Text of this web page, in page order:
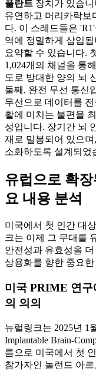
플란트 장치가 있습니
유연하고 머리카락보
다. 이 스레드들은
역에 정밀하게 삽입
요약할 수 있습니다.
1,024개의 채널을 통
도로 방대한 양의 뇌
둘째, 완전 무선 통신
무선으로 데이터를
활에 미치는 불편을
성입니다. 장기간 뇌
재로 밀봉되어 있으
소화하도록 설계되었
유럽으로 확
요 내용 분석
미국에서 첫 인간 대
크는 이제 그 무대를
안전성과 유효성을
상용화를 향한 중요
미국 PRIME 연구
의 의의
뉴럴링크는 2025년 1
Implantable Brain-
름으로 미국에서 첫
참가자인 놀런드 아르